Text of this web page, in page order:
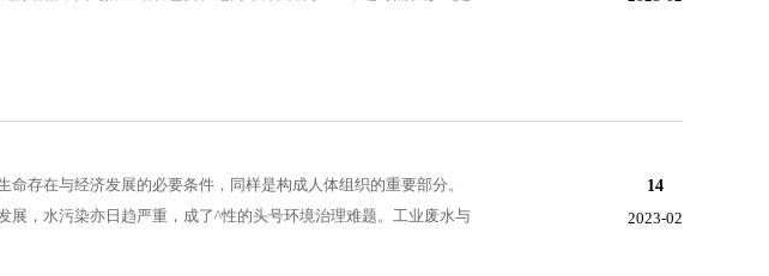
命存在与经济发展的必要条件，同样是构成人体组织的重要部分。
展，水污染亦日趋严重，成了^性的头号环境治理难题。工业废水与
14
2023-02